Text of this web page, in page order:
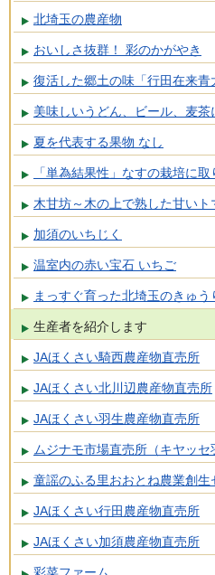
北埼玉の農産物
おいしさ抜群！ 彩のかがやき
復活した郷土の味「行田在来青
美味しいうどん、ビール、麦
夏を代表する果物 なし
「単為結果性」なすの栽培に
木甘坊～木の上で熟した甘いト
加須のいちじく
温室内の赤い宝石 いちご
まっすぐ育った北埼玉のきゅう
生産者を紹介します
JAほくさい騎西農産物直売所
JAほくさい北川辺農産物直売所
JAほくさい羽生農産物直売所
ムジナモ市場直売所（キヤッセ
童謡のふる里おおとね農業創生
JAほくさい行田農産物直売所
JAほくさい加須農産物直売所